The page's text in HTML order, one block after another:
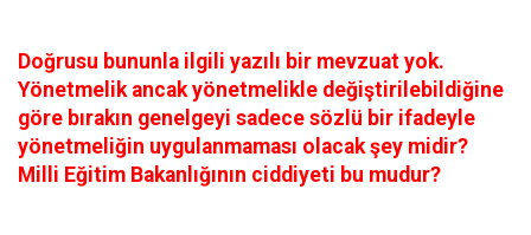
Doğrusu bununla ilgili yazılı bir mevzuat yok.
Yönetmelik ancak yönetmelikle değiştirilebildiğine
göre bırakın genelgeyi sadece sözlü bir ifadeyle
yönetmeliğin uygulanmaması olacak şey midir?
Milli Eğitim Bakanlığının ciddiyeti bu mudur?